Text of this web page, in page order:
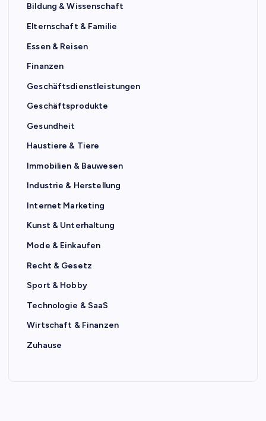
Bildung & Wissenschaft
Elternschaft & Familie
Essen & Reisen
Finanzen
Geschäftsdienstleistungen
Geschäftsprodukte
Gesundheit
Haustiere & Tiere
Immobilien & Bauwesen
Industrie & Herstellung
Internet Marketing
Kunst & Unterhaltung
Mode & Einkaufen
Recht & Gesetz
Sport & Hobby
Technologie & SaaS
Wirtschaft & Finanzen
Zuhause